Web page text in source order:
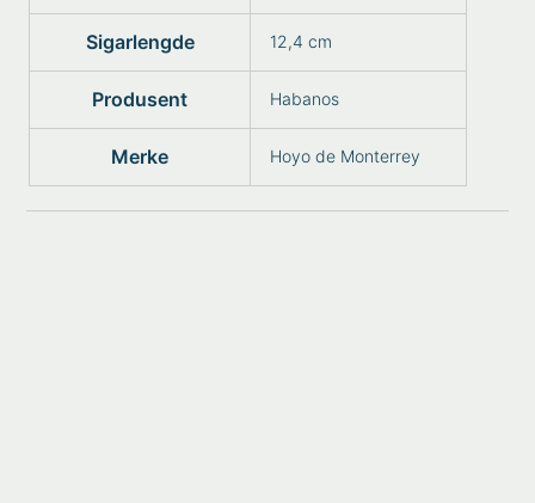
Sigarlengde 12,4 cm
Produsent Habanos
Merke Hoyo de Monterrey